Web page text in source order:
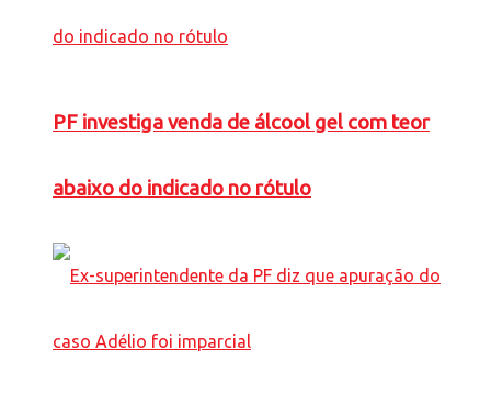
PF investiga venda de álcool gel com teor
abaixo do indicado no rótulo